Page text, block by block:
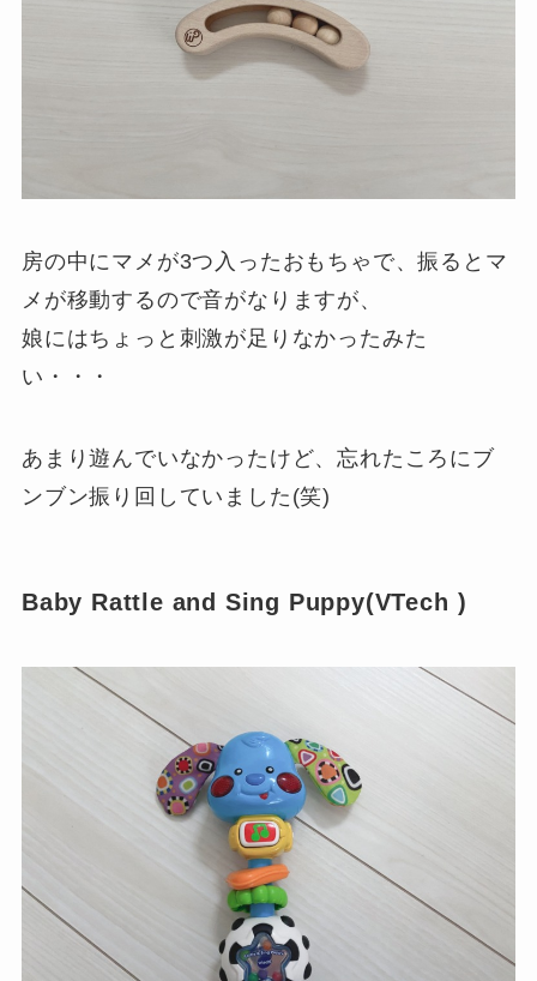
房の中にマメが3つ入ったおもちゃで、振るとマ
メが移動するので音がなりますが、
娘にはちょっと刺激が足りなかったみた
い・・・
あまり遊んでいなかったけど、忘れたころにブ
ンブン振り回していました(笑)
Baby Rattle and Sing Puppy(VTech )